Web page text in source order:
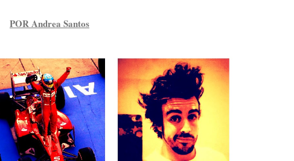
POR Andrea Santos